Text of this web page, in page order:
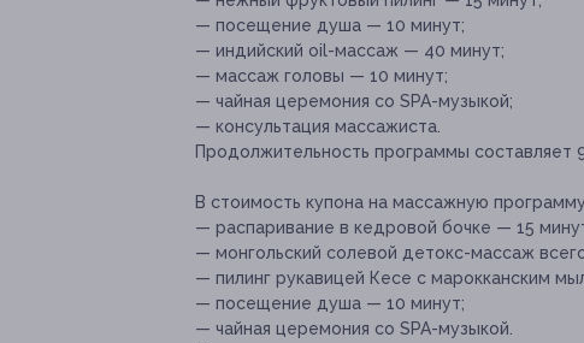
— посещение душа — 10 минут;
— индийский oil-массаж — 40 минут;
— массаж головы — 10 минут;
— чайная церемония со SPA-музыкой;
— консультация массажиста.
Продолжительность программы составляет
В стоимость купона на массажную
— распаривание в кедровой бочке — 15
— монгольский солевой детокс-массаж
— пилинг рукавицей Кесе с марокканским
— посещение душа — 10 минут;
— чайная церемония со SPA-музыкой.